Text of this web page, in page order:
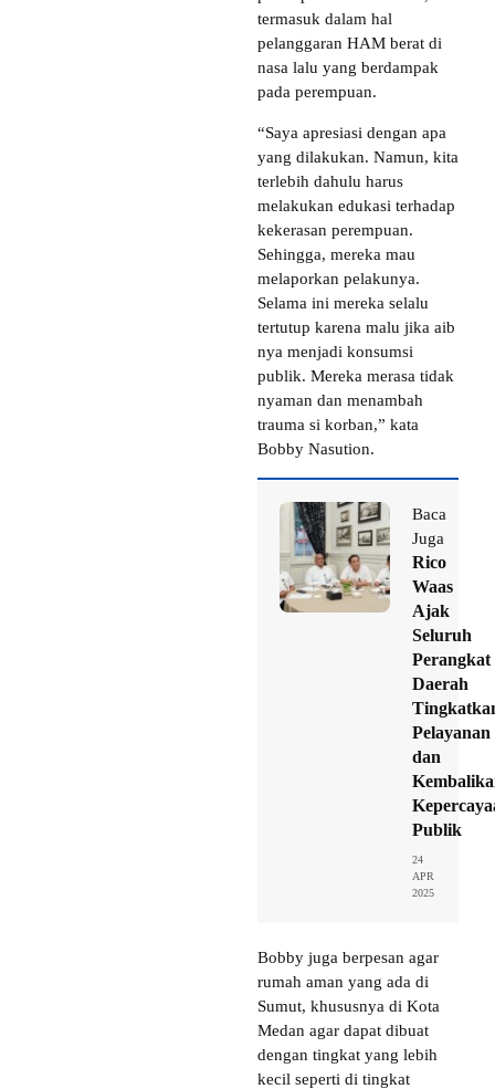
termasuk dalam hal
pelanggaran HAM berat di
nasa lalu yang berdampak
pada perempuan.
“Saya apresiasi dengan apa
yang dilakukan. Namun, kita
terlebih dahulu harus
melakukan edukasi terhadap
kekerasan perempuan.
Sehingga, mereka mau
melaporkan pelakunya.
Selama ini mereka selalu
tertutup karena malu jika aib
nya menjadi konsumsi
publik. Mereka merasa tidak
nyaman dan menambah
trauma si korban,” kata
Bobby Nasution.
Baca
Juga
Rico
Waas
Ajak
Seluruh
Perangkat
Daerah
Pelayanan
dan
Publik
24
APR
2025
Bobby juga berpesan agar
rumah aman yang ada di
Sumut, khususnya di Kota
Medan agar dapat dibuat
dengan tingkat yang lebih
kecil seperti di tingkat